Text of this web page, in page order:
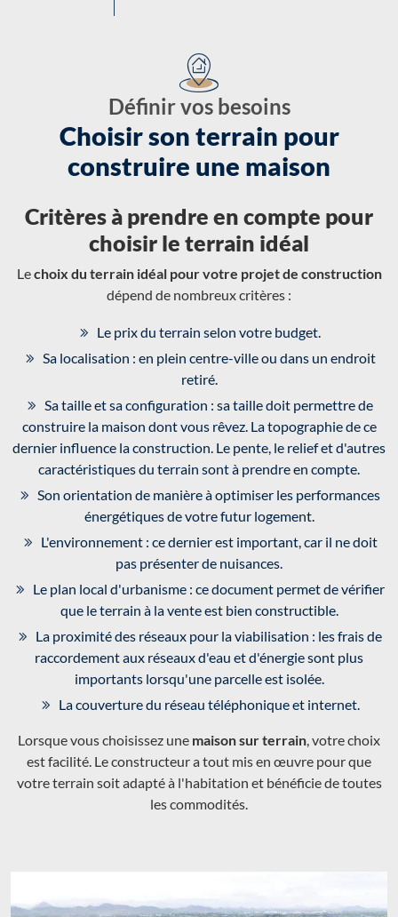
Définir vos besoins
Choisir son terrain pour
construire une maison
Critères à prendre en compte pour
choisir le terrain idéal
Lechoix du terrain idéal pour votre projet de construction
dépend de nombreux critères :
Le prix du terrain selon votre budget.
Sa localisation : en plein centre-ville ou dans un endroit
retiré.
Sa taille et sa configuration : sa taille doit permettre de
construire la maison dont vous rêvez. La topographie de ce
dernier influence la construction. Le pente, le relief et d'autres
caractéristiques du terrain sont à prendre en compte.
Son orientation de manière à optimiser les performances
énergétiques de votre futur logement.
L'environnement : ce dernier est important, car il ne doit
pas présenter de nuisances.
Le plan local d'urbanisme : ce document permet de vérifier
que le terrain à la vente est bien constructible.
La proximité des réseaux pour la viabilisation : les frais de
raccordement aux réseaux d'eau et d'énergie sont plus
importants lorsqu'une parcelle est isolée.
La couverture du réseau téléphonique et internet.
Lorsque vous choisissez une maison sur terrain , votre choix
est facilité. Le constructeur a tout mis en œuvre pour que
votre terrain soit adapté à l'habitation et bénéficie de toutes
les commodités.